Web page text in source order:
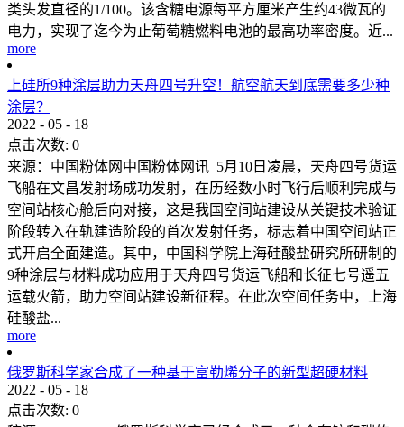
类头发直径的1/100。该含糖电源每平方厘米产生约43微瓦的
电力，实现了迄今为止葡萄糖燃料电池的最高功率密度。近...
more
上硅所9种涂层助力天舟四号升空！航空航天到底需要多少种
涂层？
2022 - 05 - 18
点击次数: 0
来源：中国粉体网中国粉体网讯 5月10日凌晨，天舟四号货运
飞船在文昌发射场成功发射，在历经数小时飞行后顺利完成与
空间站核心舱后向对接，这是我国空间站建设从关键技术验证
阶段转入在轨建造阶段的首次发射任务，标志着中国空间站正
式开启全面建造。其中，中国科学院上海硅酸盐研究所研制的
9种涂层与材料成功应用于天舟四号货运飞船和长征七号遥五
运载火箭，助力空间站建设新征程。在此次空间任务中，上海
硅酸盐...
more
俄罗斯科学家合成了一种基于富勒烯分子的新型超硬材料
2022 - 05 - 18
点击次数: 0